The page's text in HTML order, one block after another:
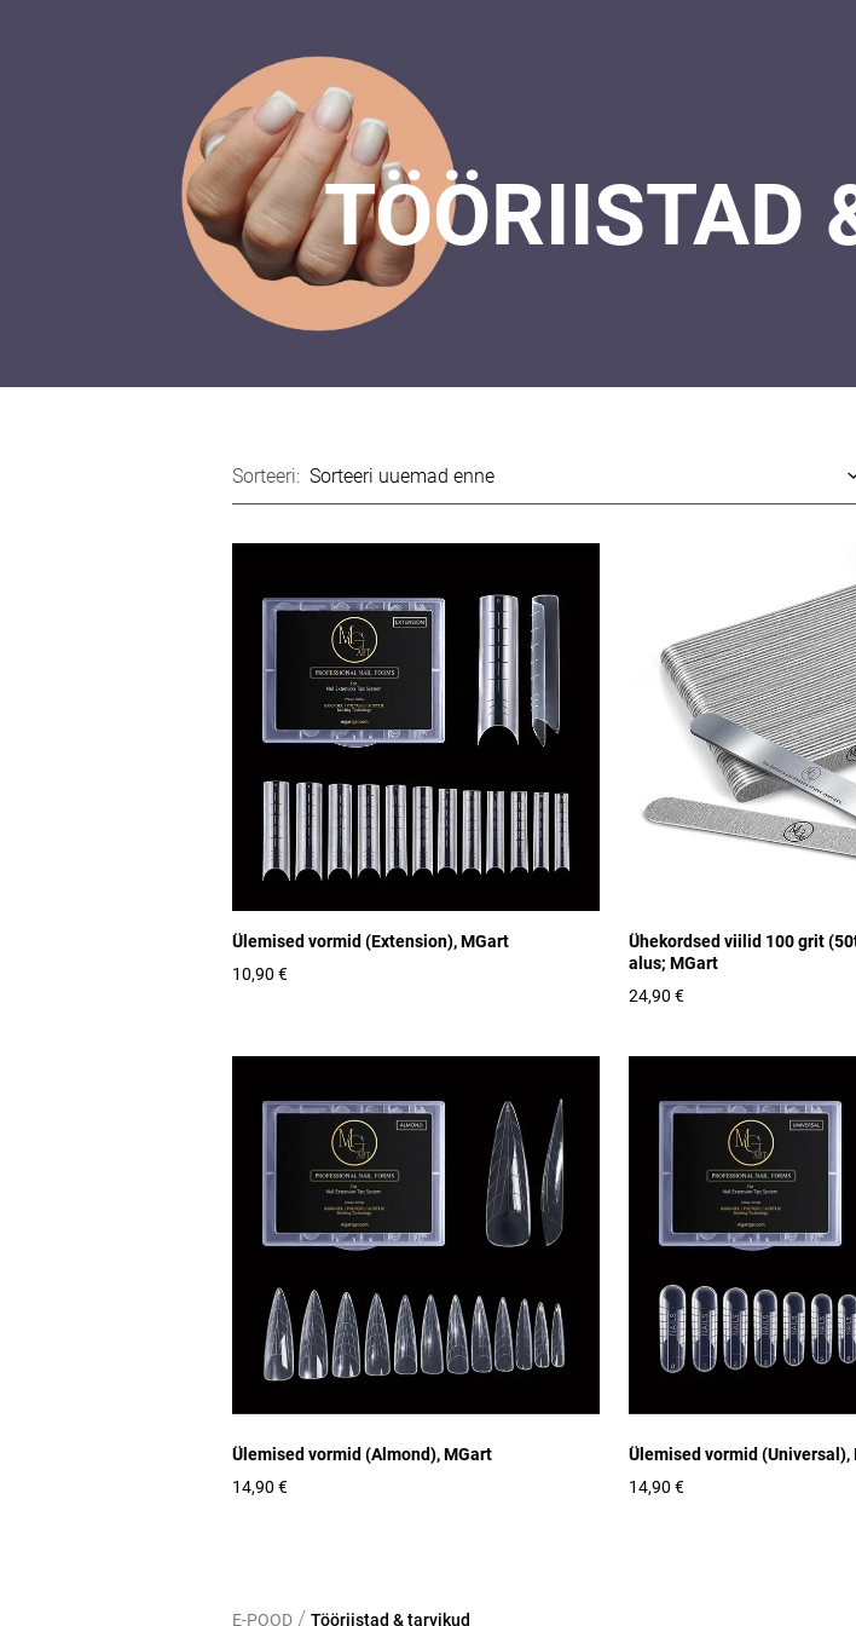
TÖÖRIISTAD
Sorteeri:
Ülemised vormid (Extension), MGart
10,90 €
Ühekordsed viilid 100 grit
alus; MGart
24,90 €
Ülemised vormid (Almond), MGart
14,90 €
Ülemised vormid (Universal),
14,90 €
E-POOD / Tööriistad & tarvikud